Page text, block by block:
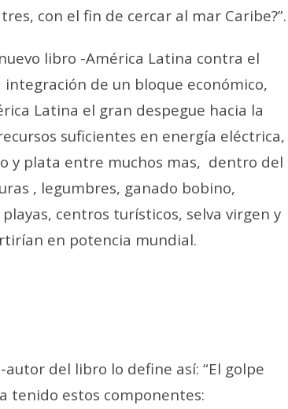
con el fin de cercar al mar Caribe?”.
libro -América Latina contra el
de un bloque económico,
Latina el gran despegue hacia la
suficientes en energía eléctrica,
y plata entre muchos mas, dentro del
, legumbres, ganado bobino,
centros turísticos, selva virgen y
en potencia mundial.
del libro lo define así: “El golpe
tenido estos componentes: